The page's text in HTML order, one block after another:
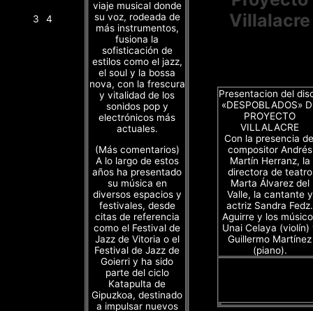
3 4
viaje musical donde
su voz, rodeada de
más instrumentos,
fusiona la
sofisticación de
estilos como el jazz,
el soul y la bossa
nova, con la frescura
y vitalidad de los
sonidos pop y
electrónicos más
actuales.
(Más comentarios)
A lo largo de estos
años ha presentado
su música en
diversos espacios y
festivales, desde
citas de referencia
como el Festival de
Jazz de Vitoria o el
Festival de Jazz de
Goierri y ha sido
parte del ciclo
Katapulta de
Gipuzkoa, destinado
a impulsar nuevos
Villalacre
Presentacion del
«DESPOBLADOS»
PROYECTO
VILLALACRE
Con la presencia
compositor Andrés
Martín Herranz, la
directora de teatro
Marta Álvarez del
Valle, la cantante y
actriz Sandra Fedz.
Aguirre y los
Unai Celaya (violín)
Guillermo Martínez
(piano).